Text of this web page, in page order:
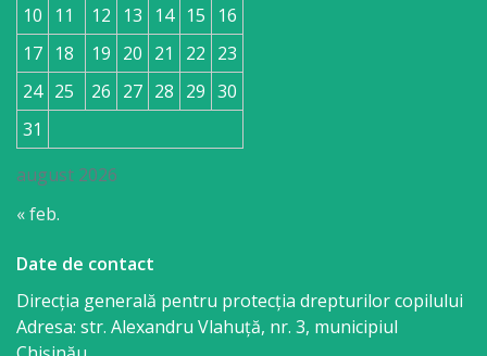
august 2026
10
11 12 13 14 15
16
17 18 19 20 21 22 23
24 25 26 27 28 29 30
31
« feb.
Date de contact
Direcția generală pentru protecția drepturilor copilului
Adresa: str. Alexandru Vlahuţă, nr. 3, municipiul